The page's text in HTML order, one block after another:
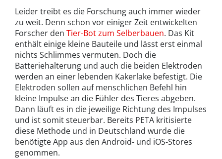
Leider treibt es die Forschung auch immer wieder
zu weit. Denn schon vor einiger Zeit entwickelten
Forscher den Tier-Bot zum Selberbauen. Das Kit
enthält einige kleine Bauteile und lässt erst einmal
nichts Schlimmes vermuten. Doch die
Batteriehalterung und auch die beiden Elektroden
werden an einer lebenden Kakerlake befestigt. Die
Elektroden sollen auf menschlichen Befehl hin
kleine Impulse an die Fühler des Tieres abgeben.
Dann läuft es in die jeweilige Richtung des Impulses
und ist somit steuerbar. Bereits PETA kritisierte
diese Methode und in Deutschland wurde die
benötigte App aus den Android- und iOS-Stores
genommen.